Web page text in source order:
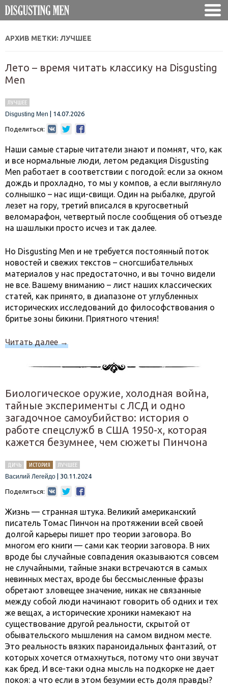
АРХИВ МЕТКИ: ЛУЧШЕЕ
Лето – время читать классику на Disgusting
Men
ЛУЧШЕЕ
Disgusting Men
14.07.2026
Поделиться:
Наши самые старые читатели знают и помнят, что, как
и все нормальные люди, летом редакция Disgusting
Men работает в соответствии с погодой: если за окном
дождь и прохладно, то мы у компов, а если выглянуло
солнышко – нас ищи-свищи. Один на рыбалке, другой
лезет на гору, третий вписался в кругосветный
веломарафон, четвертый после сообщения об отъезде
на шашлыки просто исчез и так далее.
Но Disgusting Men и не требуется постоянный поток
новостей и свежих текстов – сногсшибательных
материалов у нас предостаточно, и вы точно видели
не все. Вашему вниманию – лист наших классических
статей, как принято, в диапазоне от углубленных
исторических исследований до философствования о
бритье зоны бикини. Приятного чтения!
Читать далее→
Биологическое оружие, холодная война,
тайные эксперименты с ЛСД и одно
загадочное самоубийство: история о
работе спецслужб в США 1950-х, которая
кажется безумнее, чем сюжеты Пинчона
ДИЧЬ ИСТОРИЯ
ЛУЧШЕЕ
Василий Легейдо
30.11.2024
Поделиться:
Жизнь — странная штука. Великий американский
писатель Томас Пинчон на протяжении всей своей
долгой карьеры пишет про теории заговора. Во
многом его книги — сами как теории заговора. В них
вроде бы случайные совпадения оказываются совсем
не случайными, тайные знаки встречаются в самых
невинных местах, вроде бы бессмысленные фразы
обретают зловещее значение, никак не связанные
между собой люди начинают говорить об одних и тех
же вещах, а исторические хроники намекают на
существование другой реальности, скрытой от
обывательского мышления на самом видном месте.
Это реальность вязких параноидальных фантазий, от
которых хочется отмахнуться, потому что они звучат
как бред. И все-таки одна мысль на подкорке не дает
покоя: а что если в этом безумии есть доля правды?